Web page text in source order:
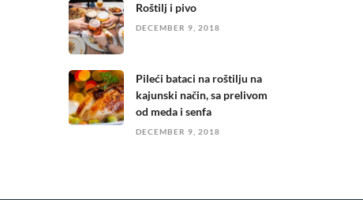
Roštilj i pivo
DECEMBER 9, 2018
Pileći bataci na roštilju na
kajunski način, sa prelivom
od meda i senfa
DECEMBER 9, 2018